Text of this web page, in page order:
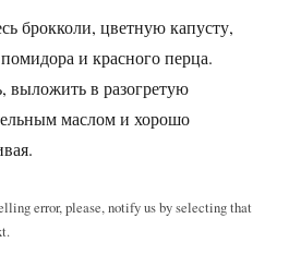
брокколи, цветную капусту,
и красного перца.
выложить в разогретую
маслом и хорошо
error, please, notify us by selecting that